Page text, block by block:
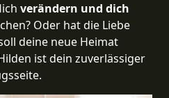
verändern und dich
Oder hat die Liebe
deine neue Heimat
ist dein zuverlässiger